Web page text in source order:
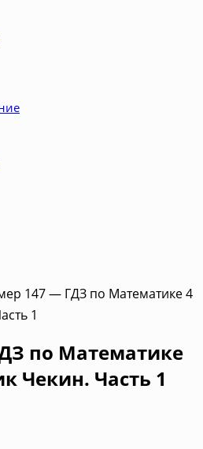
147 — ГДЗ по Математике 4
1
по Математике
Чекин. Часть 1